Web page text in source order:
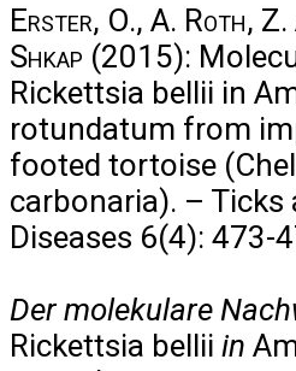
Erster, O., A. Roth, Z.
Shkap (2015):
Rickettsia bellii in
rotundatum from
footed tortoise
carbonaria). – Ticks
Diseases 6(4): 473-
Der molekulare
Rickettsia bellii in